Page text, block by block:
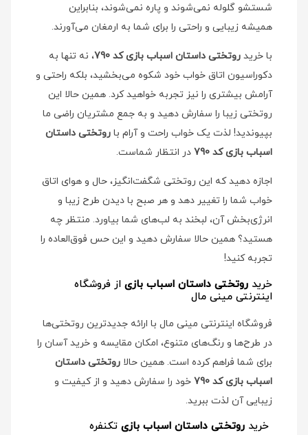
شستشو گلوله نمی‌شوند و پاره نمی‌شوند، بنابراین
همیشه زیبایی و راحتی را برای شما به ارمغان می‌آورند.
با خرید روتختی داستان اسباب بازی کد 790
، نه تنها به
دکوراسیون اتاق خواب خود شکوه می‌بخشید، بلکه راحتی و
آرامش بیشتری را نیز تجربه خواهید کرد. همین حالا این
روتختی زیبا را سفارش دهید و به جمع مشتریان راضی ما
بپیوندید! لذت یک خواب راحت و آرام با روتختی داستان
اسباب بازی کد 790
در انتظار شماست.
اجازه دهید که این روتختی شگفت‌انگیز، حال و هوای اتاق
خواب شما را تغییر دهد و هر صبح با دیدن طرح زیبا و
انرژی‌بخش آن، لبخند به لب‌های شما بیاورد. منتظر چه
هستید؟ همین حالا سفارش دهید و این حس فوق‌العاده را
تجربه کنید!
خرید روتختی داستان اسباب بازی از فروشگاه
اینترنتی مینی مال
فروشگاه اینترنتی مینی مال با ارائه جدیدترین روتختی‌ها
در طرح‌ها و رنگ‌های متنوع، امکان مقایسه و خرید آسان را
برای شما فراهم کرده است. همین حالا روتختی داستان
اسباب بازی کد 790
خود را سفارش دهید و از کیفیت و
زیبایی آن لذت ببرید.
خرید روتختی داستان اسباب بازی تکنفره